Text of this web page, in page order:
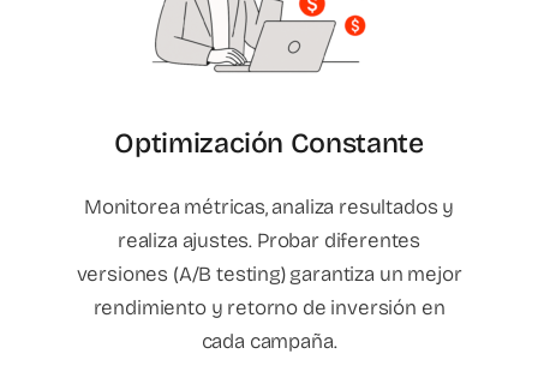
Optimización Constante
Monitorea métricas, analiza resultados y
realiza ajustes. Probar diferentes
versiones (A/B testing) garantiza un mejor
rendimiento y retorno de inversión en
cada campaña.